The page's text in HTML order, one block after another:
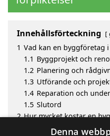
Innehållsförteckning
1 Vad kan en byggföretag
1.1 Byggprojekt och
1.2 Planering och
1.3 Utförande och
1.4 Reparation och
1.5 Slutord
2 Hur mycket kostar en
Fördelar med att välja
Denna